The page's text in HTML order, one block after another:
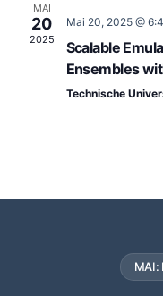
MAI
20
2025
Mai 20, 2025 @
Scalable
Ensembles
Technische
MAI: